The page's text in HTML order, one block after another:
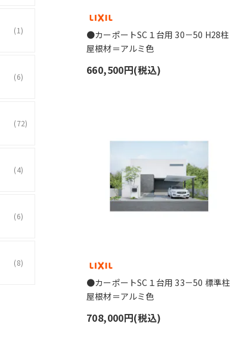
(1)
(6)
(72)
(4)
(6)
(8)
●カーポートSC１台用 30－50 H28柱
屋根材＝アルミ色
660,500円(税込)
●カーポートSC１台用 33－50 標準柱
屋根材＝アルミ色
708,000円(税込)